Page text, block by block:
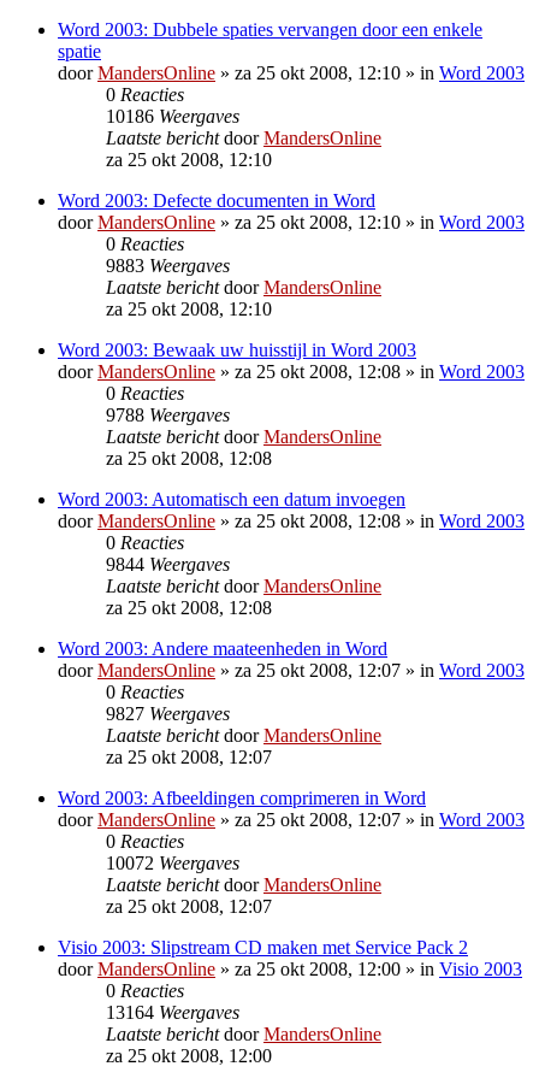
Word 2003: Dubbele spaties vervangen door een enkele
spatie
doorMandersOnline » za 25 okt 2008, 12:10 » in Word 2003
0 Reacties
10186 Weergaves
Laatste berichtdoorMandersOnline
za 25 okt 2008, 12:10
Word 2003: Defecte documenten in Word
doorMandersOnline » za 25 okt 2008, 12:10 » in Word 2003
0 Reacties
9883 Weergaves
Laatste berichtdoorMandersOnline
za 25 okt 2008, 12:10
Word 2003: Bewaak uw huisstijl in Word 2003
doorMandersOnline » za 25 okt 2008, 12:08 » in Word 2003
0 Reacties
9788 Weergaves
Laatste berichtdoorMandersOnline
za 25 okt 2008, 12:08
Word 2003: Automatisch een datum invoegen
doorMandersOnline » za 25 okt 2008, 12:08 » in Word 2003
0 Reacties
9844 Weergaves
Laatste berichtdoorMandersOnline
za 25 okt 2008, 12:08
Word 2003: Andere maateenheden in Word
doorMandersOnline » za 25 okt 2008, 12:07 » in Word 2003
0 Reacties
9827 Weergaves
Laatste berichtdoorMandersOnline
za 25 okt 2008, 12:07
Word 2003: Afbeeldingen comprimeren in Word
doorMandersOnline » za 25 okt 2008, 12:07 » in Word 2003
0 Reacties
10072 Weergaves
Laatste berichtdoorMandersOnline
za 25 okt 2008, 12:07
Visio 2003: Slipstream CD maken met Service Pack 2
doorMandersOnline » za 25 okt 2008, 12:00 » in Visio 2003
0 Reacties
13164 Weergaves
Laatste berichtdoorMandersOnline
za 25 okt 2008, 12:00